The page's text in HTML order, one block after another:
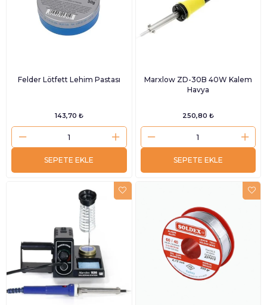
Felder Lötfett Lehim Pastası
143,70 ₺
SEPETE EKLE
Marxlow ZD-30B 40W Kalem
Havya
250,80 ₺
SEPETE EKLE